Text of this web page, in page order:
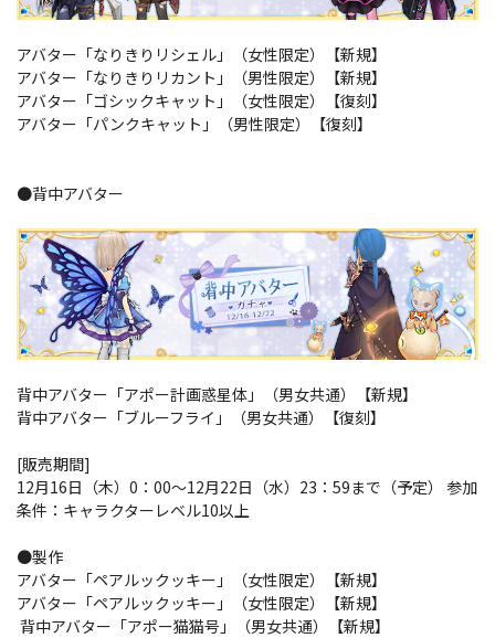
アバター「なりきりリシェル」（女性限定）【新規】
アバター「なりきりリカント」（男性限定）【新規】
アバター「ゴシックキャット」（女性限定）【復刻】
アバター「パンクキャット」（男性限定）【復刻】
●背中アバター
背中アバター「アポー計画惑星体」（男女共通）【新規】
背中アバター「ブルーフライ」（男女共通）【復刻】
[販売期間]
12月16日（木）0：00～12月22日（水）23：59まで（予定） 参加
条件：キャラクターレベル10以上
●製作
アバター「ペアルックッキー」（女性限定）【新規】
アバター「ペアルックッキー」（女性限定）【新規】
背中アバター「アポー猫猫号」（男女共通）【新規】